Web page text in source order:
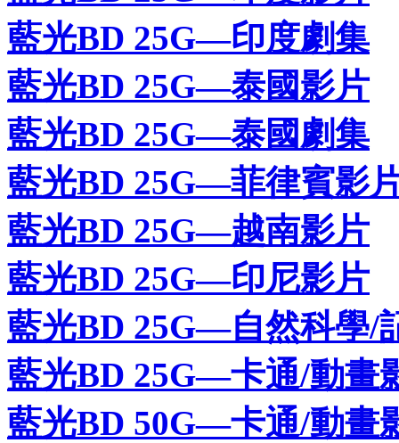
藍光BD 25G—印度劇集
藍光BD 25G—泰國影片
藍光BD 25G—泰國劇集
藍光BD 25G—菲律賓影
藍光BD 25G—越南影片
藍光BD 25G—印尼影片
藍光BD 25G—自然科學/
藍光BD 25G—卡通/動畫
藍光BD 50G—卡通/動畫